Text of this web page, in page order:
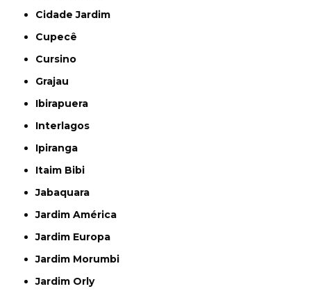
Cidade Jardim
Cupecê
Cursino
Grajau
Ibirapuera
Interlagos
Ipiranga
Itaim Bibi
Jabaquara
Jardim América
Jardim Europa
Jardim Morumbi
Jardim Orly